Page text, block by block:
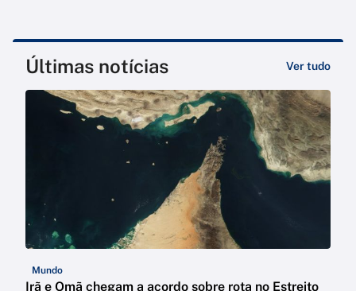
Últimas notícias Ver tudo
Mundo
Irã e Omã chegam a acordo sobre rota no Estreito